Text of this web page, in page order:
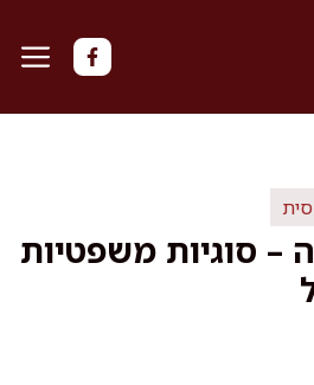
– סוגיות משפטיות